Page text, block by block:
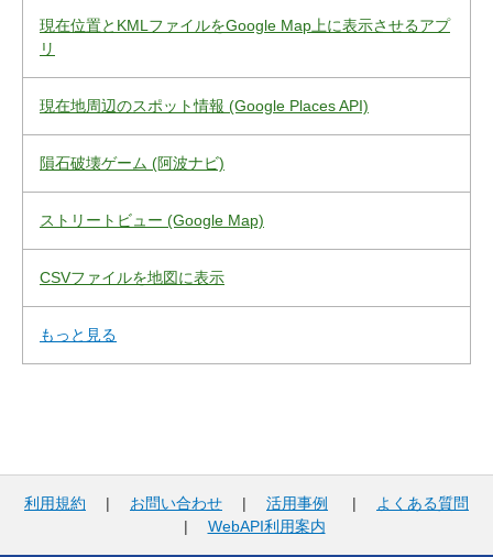
現在位置とKMLファイルをGoogle Map上に表示させるアプ
リ
現在地周辺のスポット情報 (Google Places API)
隕石破壊ゲーム (阿波ナビ)
ストリートビュー (Google Map)
CSVファイルを地図に表示
もっと見る
利用規約 | お問い合わせ | 活用事例 |
よくある質問
| WebAPI利用案内